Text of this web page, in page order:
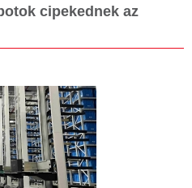
cipekednek az